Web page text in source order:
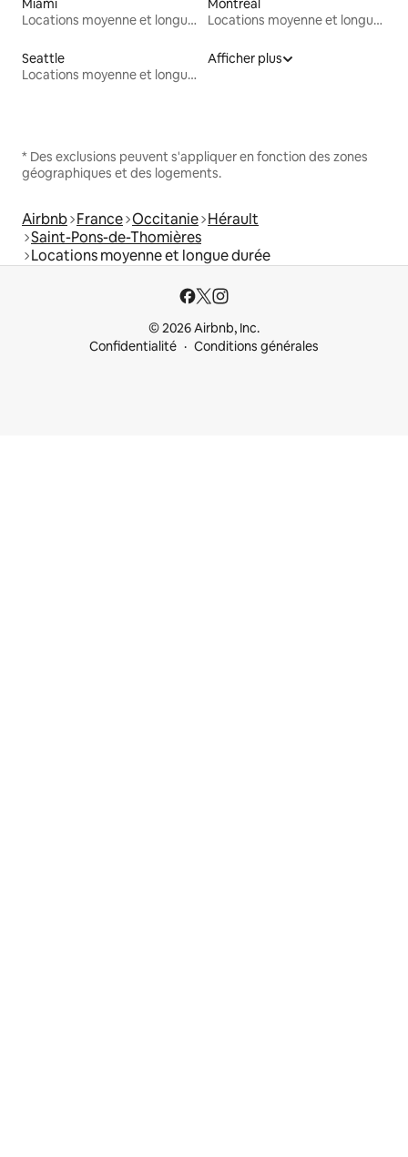
Miami
Locations moyenne et longue durée
Montréal
Locations moyenne et longue durée
Seattle
Locations moyenne et longue durée
Afficher plus
* Des exclusions peuvent s'appliquer en fonction des zones
géographiques et des logements.
Airbnb France Occitanie Hérault
Saint-Pons-de-Thomières
Locations moyenne et longue durée
© 2026 Airbnb, Inc.
Confidentialité
Conditions générales